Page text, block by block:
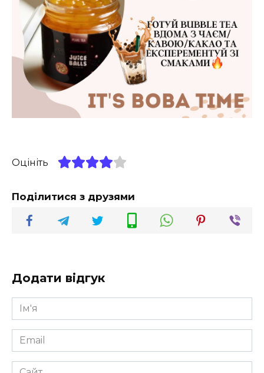
Оцініть
Поділитися з друзями
Додати відгук
Ім'я
*
Email
*
Сайт